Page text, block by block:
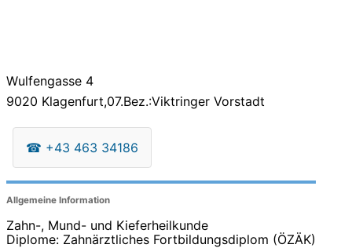
Wulfengasse 4
9020 Klagenfurt,07.Bez.:Viktringer Vorstadt
☎ +43 463 34186
Allgemeine Information
Zahn-, Mund- und Kieferheilkunde
Diplome: Zahnärztliches Fortbildungsdiplom (ÖZÄK)